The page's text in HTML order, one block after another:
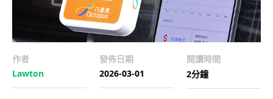
作者
Lawton
發佈日期
2026-03-01
閱讀時間
2分鐘